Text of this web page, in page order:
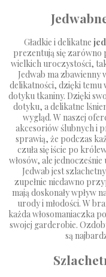
Gładkie i delikatne
prezentują się zarówno
wielkich uroczystości,
Jedwab ma zbawienny
delikatności, dzięki temu
dotyku tkaniny. Dzięki
dotyku, a delikatne
wygląd. W naszej
akcesoriów ślubnych i
sprawią, że podczas
czuła się iście po
włosów, ale
Jedwab jest
zupełnie niedawno
mają doskonały wpływ
urody i młodości. W
każda włosomaniaczka
swojej garderobie.
są